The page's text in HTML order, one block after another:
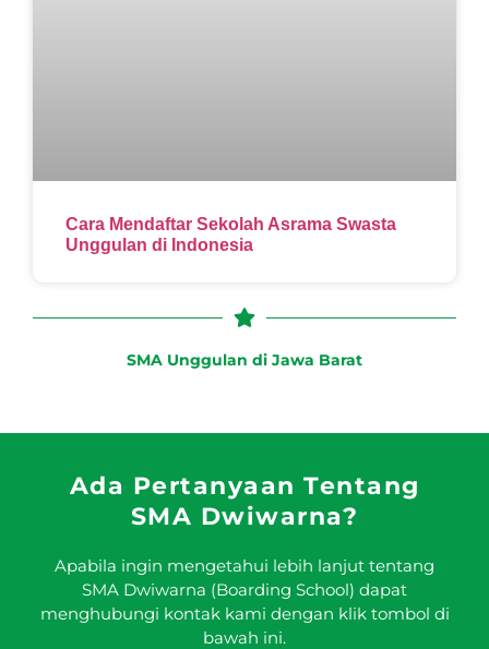
Cara Mendaftar Sekolah Asrama Swasta
Unggulan di Indonesia
SMA Unggulan di Jawa Barat
Ada Pertanyaan Tentang
SMA Dwiwarna?
Apabila ingin mengetahui lebih lanjut tentang
SMA Dwiwarna (Boarding School) dapat
menghubungi kontak kami dengan klik tombol di
bawah ini.